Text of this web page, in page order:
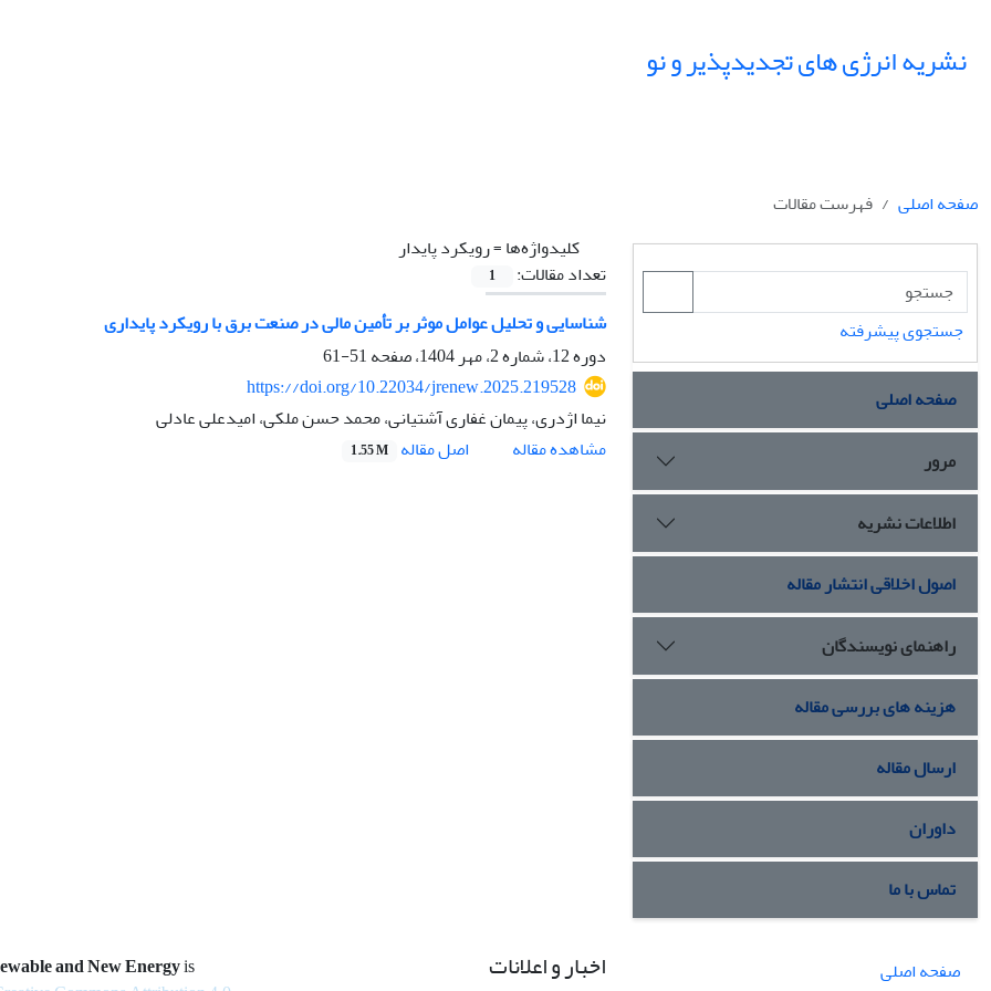
نشریه انرژی های تجدیدپذیر و نو
صفحه اصلی
فهرست مقالات
کلیدواژه‌ها =رویکرد پایدار
تعداد مقالات:
1
شناسایی و تحلیل عوامل موثر بر تأمین مالی در صنعت برق با رویکرد پایداری
دوره 12، شماره 2، مهر 1404، صفحه
51-61
https://doi.org/10.22034/jrenew.2025.219528
نیما اژدری، پیمان غفاری آشتیانی، محمد حسن ملکی، امیدعلی عادلی
مشاهده مقاله
اصل مقاله 1.55 M
جستجوی پیشرفته
صفحه اصلی
مرور
اطلاعات نشریه
اصول اخلاقی انتشار مقاله
راهنمای نویسندگان
هزینه های بررسی مقاله
ارسال مقاله
داوران
تماس با ما
صفحه اصلی
اخبار و اعلانات and New Energyis